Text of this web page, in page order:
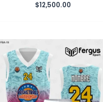
$12,500.00